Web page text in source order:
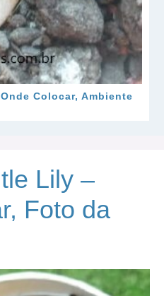
Colocar, Ambiente
Lily –
Foto da